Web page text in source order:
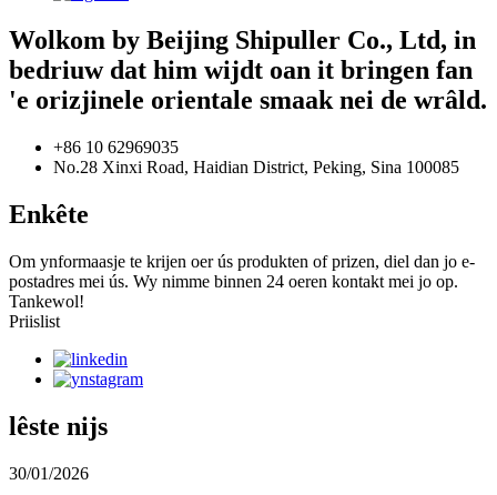
Wolkom by Beijing Shipuller Co., Ltd, in
bedriuw dat him wijdt oan it bringen fan
'e orizjinele orientale smaak nei de wrâld.
+86 10 62969035
No.28 Xinxi Road, Haidian District, Peking, Sina 100085
Enkête
Om ynformaasje te krijen oer ús produkten of prizen, diel dan jo e-
postadres mei ús. Wy nimme binnen 24 oeren kontakt mei jo op.
Tankewol!
Priislist
lêste nijs
30/01/2026